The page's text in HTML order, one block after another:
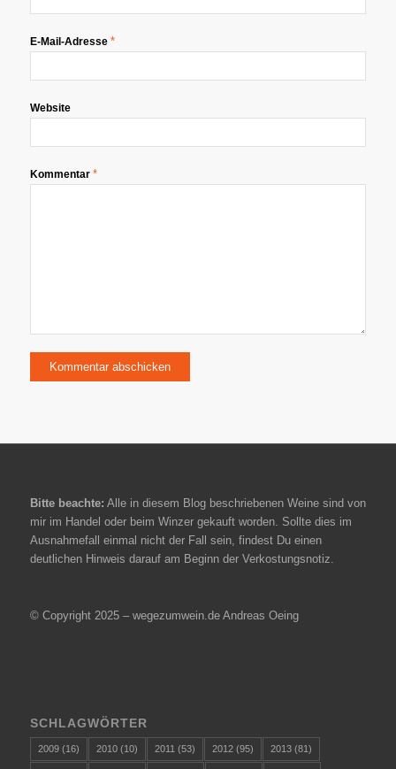
E-Mail-Adresse *
Website
Kommentar *
Bitte beachte: Alle in diesem Blog beschriebenen Weine sind von
mir im Handel oder beim Winzer gekauft worden. Sollte dies im
Ausnahmefall einmal nicht der Fall sein, findest Du einen
deutlichen Hinweis darauf am Beginn der Verkostungsnotiz.
© Copyright 2025 – wegezumwein.de Andreas Oeing
SCHLAGWÖRTER
2009(16) 2010(10) 2011 (53) 2012(95) 2013(81)